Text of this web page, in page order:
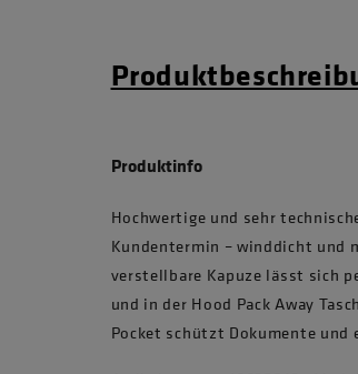
Produktinfo
Hochwertige und sehr
Kundentermin – winddicht und
verstellbare Kapuze lässt sich
und in der Hood Pack Away
Pocket schützt Dokumente und